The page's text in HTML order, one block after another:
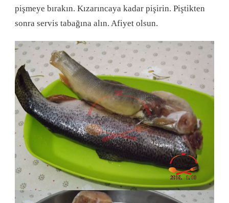
pişmeye bırakın. Kızarıncaya kadar pişirin. Piştikten
sonra servis tabağına alın. Afiyet olsun.